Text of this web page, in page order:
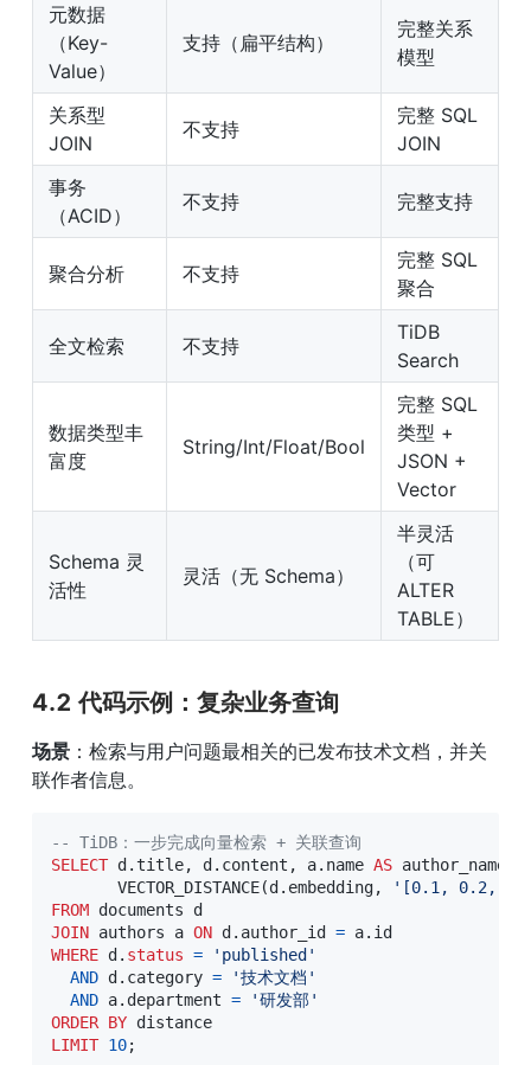
元数据
（Key-
Value）
支持（扁平结构）
完整关系
模型
关系型
JOIN
不支持
完整 SQL
JOIN
事务
（ACID）
不支持 完整支持
聚合分析 不支持
完整 SQL
聚合
全文检索 不支持
TiDB
Search
数据类型丰
富度
String/Int/Float/Bool
完整 SQL
类型 +
JSON +
Vector
Schema 灵
活性
灵活（无 Schema）
半灵活
（可
ALTER
TABLE）
4.2 代码示例：复杂业务查询
场景 ：检索与用户问题最相关的已发布技术文档，并关
联作者信息。
-- TiDB：一步完成向量检索 + 关联查询
SELECT d .title, d . content , a. name AS author_name
       VECTOR_DISTANCE
(d . embedding,
'[0.1, 0.2,
FROM
JOIN authors a ON d . author_id = a.
WHERE d . status =
'published'
AND d . category =
'技术文档'
AND a. department =
'研发部'
ORDER BY
LIMIT 10;